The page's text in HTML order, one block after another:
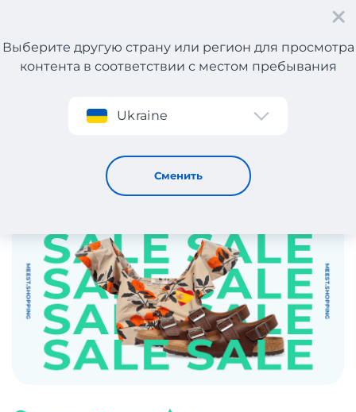
Регистрация
Выберите другую страну или регион для просмотра
контента в соответствии с местом пребывания
Ukraine
Сменить
Подборка испанских брендов со скидками!